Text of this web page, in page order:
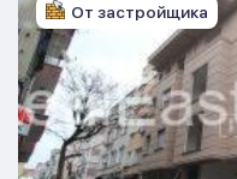
От застройщика